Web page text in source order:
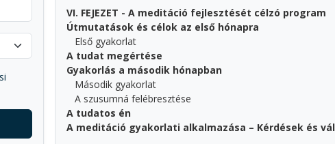
VI. FEJEZET - A meditáció fejlesztését célzó program
Útmutatások és célok az első hónapra
Első gyakorlat
A tudat megértése
Gyakorlás a második hónapban
Második gyakorlat
A szusumná felébresztése
A tudatos én
A meditáció gyakorlati alkalmazása – Kérdések és